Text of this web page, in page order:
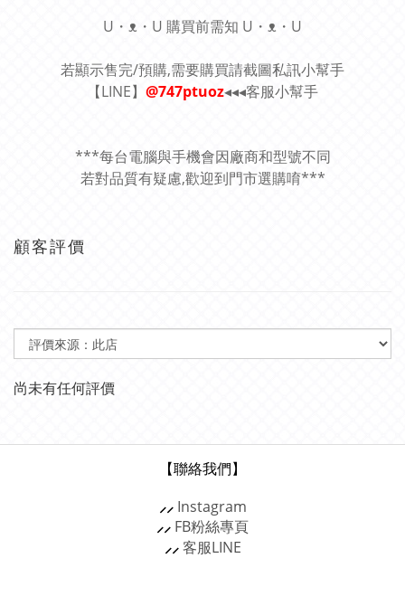
U・ᴥ・U 購買前需知 U・ᴥ・U
若顯示售完/預購,需要購買請截圖私訊小幫手
【LINE】 @747ptuoz◂◂◂客服小幫手
***每台電腦與手機會因廠商和型號不同
若對品質有疑慮,歡迎到門市選購唷***
顧客評價
尚未有任何評價
【聯絡我們】
⸝⸝ Instagram
⸝⸝ FB粉絲專頁
⸝⸝客服LINE